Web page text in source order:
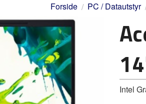
Forside PC / Datautstyr
Intel